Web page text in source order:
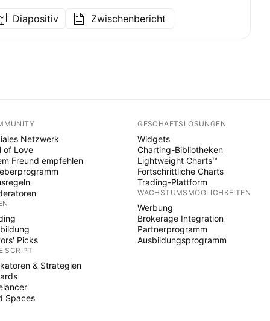
Diapositiv Zwischenbericht
Netzwerk
of Love
Freund empfehlen
Picks
SCRIPT
& Strategien
Spaces
GESCHÄFTSLÖSUNGEN
Widgets
Charting-Bibliotheken
Lightweight Charts™
Fortschrittliche Charts
Trading-Plattform
WACHSTUMSMÖGLICHKEITEN
Werbung
Brokerage Integration
Partnerprogramm
Ausbildungsprogramm